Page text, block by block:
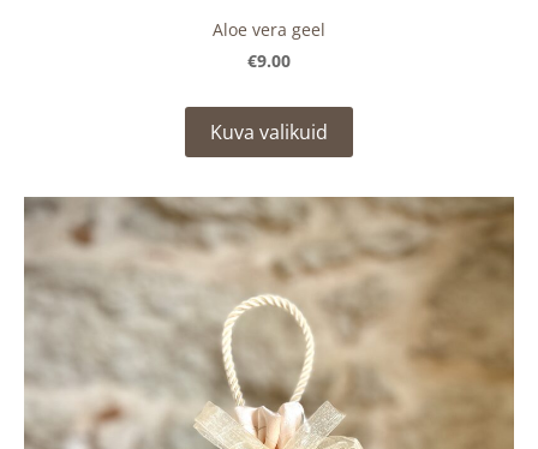
Aloe vera geel
€9.00
Kuva valikuid